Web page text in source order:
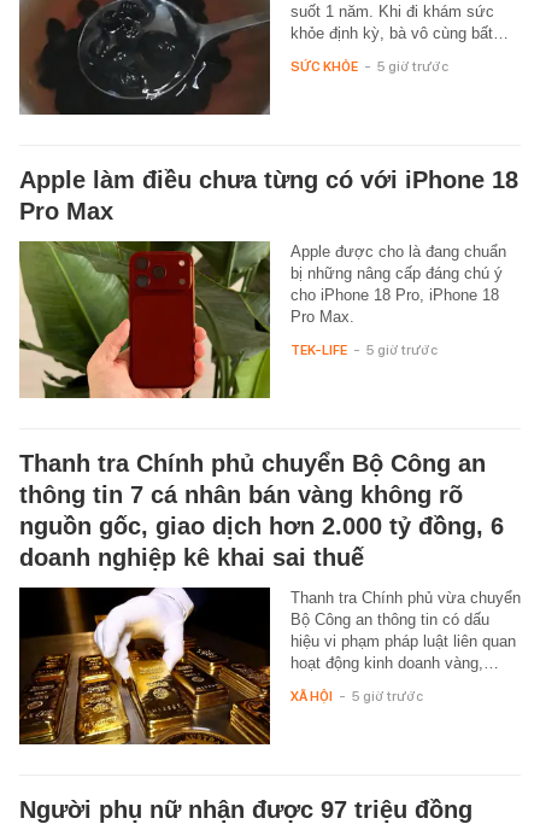
suốt 1 năm. Khi đi khám sức
khỏe định kỳ, bà vô cùng bất…
SỨC KHỎE - 5 giờ trước
Apple làm điều chưa từng có với iPhone 18
Pro Max
Apple được cho là đang chuẩn
bị những nâng cấp đáng chú ý
cho iPhone 18 Pro, iPhone 18
Pro Max.
TEK-LIFE - 5 giờ trước
Thanh tra Chính phủ chuyển Bộ Công an
thông tin 7 cá nhân bán vàng không rõ
nguồn gốc, giao dịch hơn 2.000 tỷ đồng, 6
doanh nghiệp kê khai sai thuế
Thanh tra Chính phủ vừa chuyển
Bộ Công an thông tin có dấu
hiệu vi phạm pháp luật liên quan
hoạt động kinh doanh vàng,…
XÃ HỘI - 5 giờ trước
Người phụ nữ nhận được 97 triệu đồng